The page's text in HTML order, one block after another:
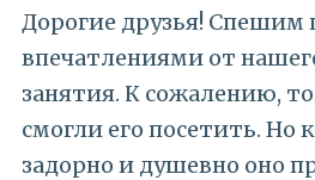
Дорогие друзья! Спешим
впечатлениями от
занятия. К сожалению,
смогли его посетить. Но
задорно и душевно оно